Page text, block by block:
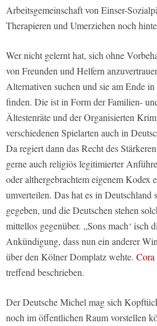
Arbeitsgemeinschaft von Einser-
Therapieren und Umerziehen noch
Wer nicht gelernt hat, sich ohne
von Freunden und Helfern
Alternativen suchen und sie am Ende
finden. Die ist in Form der Familien-
Ältestenräte und der Organisierten
verschiedenen Spielarten auch in
Da regiert dann das Recht des
gerne auch religiös legitimierter
oder althergebrachtem eigenem Kodex
umverteilen. Das hat es in
gegeben, und die Deutschen stehen
mittellos gegenüber. „Sons mach‘ isch
Ankündigung, dass nun ein anderer
über den Kölner Domplatz wehte. Cora
treffend beschrieben.
Der Deutsche Michel mag sich
noch im öffentlichen Raum vorstellen